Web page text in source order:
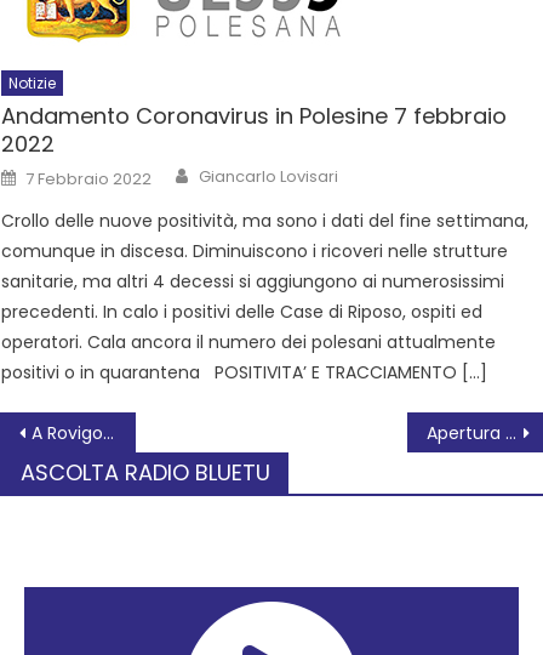
Notizie
Andamento Coronavirus in Polesine 7 febbraio
2022
7 Febbraio 2022 Giancarlo Lovisari
Crollo delle nuove positività, ma sono i dati del fine settimana,
comunque in discesa. Diminuiscono i ricoveri nelle strutture
sanitarie, ma altri 4 decessi si aggiungono ai numerosissimi
precedenti. In calo i positivi delle Case di Riposo, ospiti ed
operatori. Cala ancora il numero dei polesani attualmente
positivi o in quarantena POSITIVITA’ E TRACCIAMENTO […]
A Rovigo l’asilo agevolato per sostenere le mamme che lavorano o studiano Apertura speciale e nuovi grandi film al cinema Duomo
ASCOLTA RADIO BLUETU